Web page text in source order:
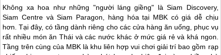
Không xa hoa như những "người láng giềng" là Siam Discovery,
Siam Centre và Siam Paragon, hàng hóa tại MBK có giá dễ chịu
hơn. Tại đây, có tầng dành riêng cho các cửa hàng ăn uống, phục vụ
rất nhiều món ăn Thái và các nước khác ở mức giá rẻ và khá ngon.
Tầng trên cùng của MBK là khu liên hợp vui chơi giải trí bao gồm rạp